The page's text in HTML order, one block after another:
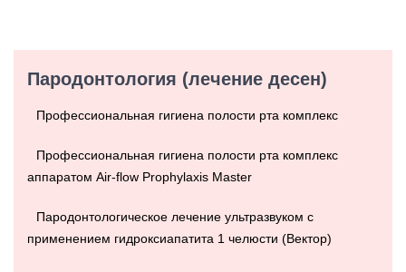
Пародонтология (лечение десен)
Профессиональная гигиена полости рта комплекс
Профессиональная гигиена полости рта комплекс
аппаратом Air-flow Prophylaxis Master
Пародонтологическое лечение ультразвуком с
применением гидроксиапатита 1 челюсти (Вектор)